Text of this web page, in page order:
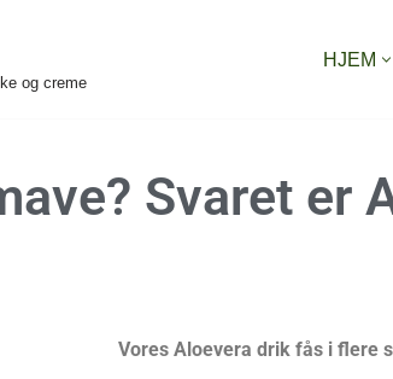
og creme
HJEM
Svaret er
Vores Aloevera drik fås i flere